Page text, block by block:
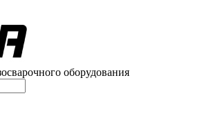
оборудования